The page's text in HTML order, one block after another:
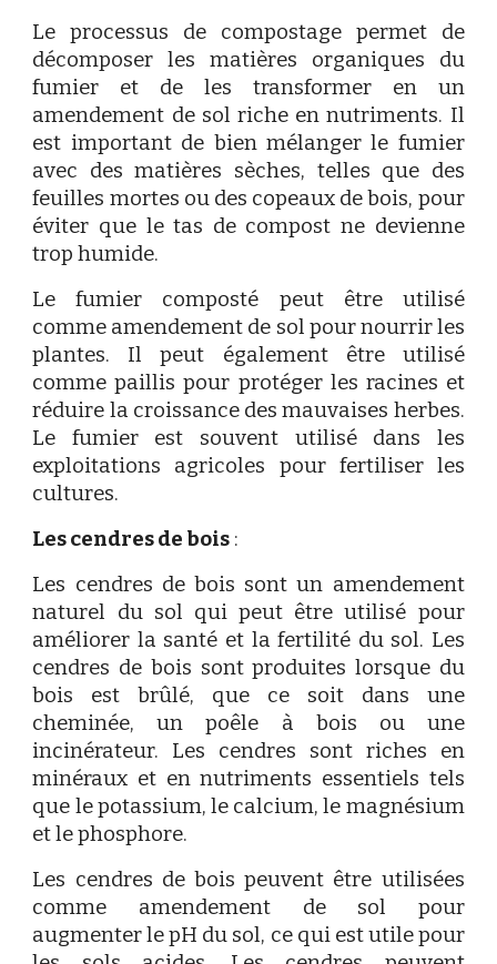
Le processus de compostage permet de
décomposer les matières organiques du
fumier et de les transformer en un
amendement de sol riche en nutriments. Il
est important de bien mélanger le fumier
avec des matières sèches, telles que des
feuilles mortes ou des copeaux de bois, pour
éviter que le tas de compost ne devienne
trop humide.
Le fumier composté peut être utilisé
comme amendement de sol pour nourrir les
plantes. Il peut également être utilisé
comme paillis pour protéger les racines et
réduire la croissance des mauvaises herbes.
Le fumier est souvent utilisé dans les
exploitations agricoles pour fertiliser les
cultures.
Les cendres de bois :
Les cendres de bois sont un amendement
naturel du sol qui peut être utilisé pour
améliorer la santé et la fertilité du sol. Les
cendres de bois sont produites lorsque du
bois est brûlé, que ce soit dans une
cheminée, un poêle à bois ou une
incinérateur. Les cendres sont riches en
minéraux et en nutriments essentiels tels
que le potassium, le calcium, le magnésium
et le phosphore.
Les cendres de bois peuvent être utilisées
comme amendement de sol pour
augmenter le pH du sol, ce qui est utile pour